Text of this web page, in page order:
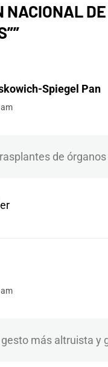
NACIONAL
”
Spiegel Pan
de
más altruista y